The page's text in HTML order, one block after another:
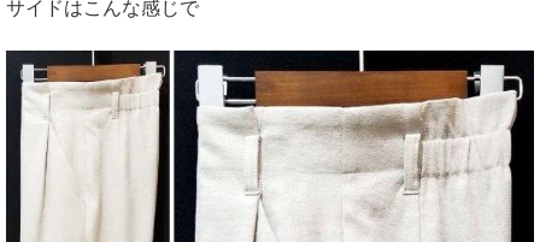
サイドはこんな感じで